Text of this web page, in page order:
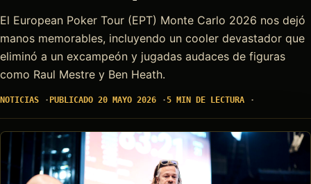
El European Poker Tour (EPT) Monte Carlo 2026 nos dejó
manos memorables, incluyendo un cooler devastador que
eliminó a un excampeón y jugadas audaces de figuras
como Raul Mestre y Ben Heath.
NOTICIAS PUBLICADO 20 MAYO 2026 5 MIN DE LECTURA